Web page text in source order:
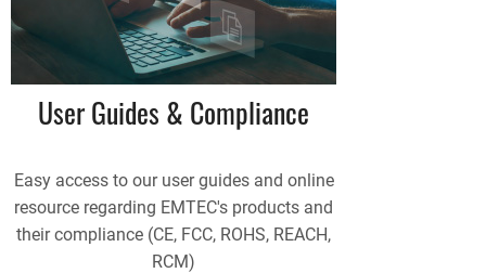
User Guides & Compliance
Easy access to our user guides and online
resource regarding EMTEC's products and
their compliance (CE, FCC, ROHS, REACH,
RCM)